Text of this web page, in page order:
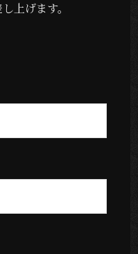
上げます。